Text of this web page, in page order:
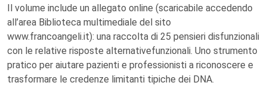
Il volume include un allegato online (scaricabile accedendo
all’area Biblioteca multimediale del sito
www.francoangeli.it): una raccolta di 25 pensieri disfunzionali
con le relative risposte alternativefunzionali. Uno strumento
pratico per aiutare pazienti e professionisti a riconoscere e
trasformare le credenze limitanti tipiche dei DNA.